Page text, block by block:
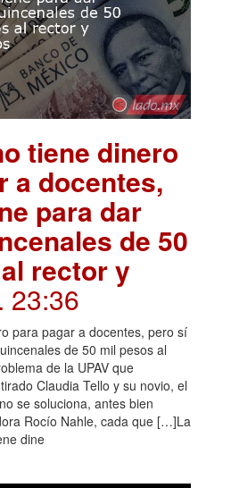
tiene dinero
a docentes,
para dar
de 50
rector y
. 23:36
para pagar a docentes, pero sí
de 50 mil pesos al
de la UPAV que
Claudia Tello y su novio, el
se soluciona, antes bien
Rocío Nahle, cada que […]La
dine